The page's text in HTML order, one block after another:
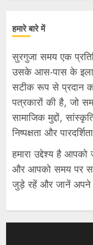
हमारे बारे में
सुरगुजा समय एक
उसके आस-पास के
सटीक रूप से प्रदान
पत्रकारों की है, जो
सामाजिक मुद्दों,
निष्पक्षता और
हमारा उद्देश्य है
और आपको समय पर
जुड़े रहें और जानें अपने